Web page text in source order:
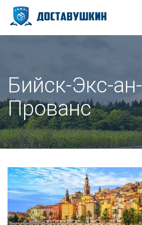
Бийск-Экс-ан-
Прованс